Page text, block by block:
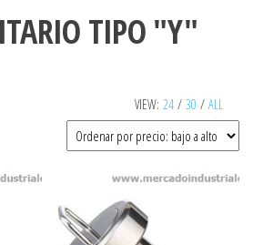
TIPO "Y"
VIEW: 24 / 30 / ALL